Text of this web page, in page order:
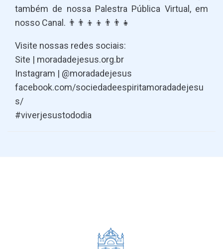
também de nossa Palestra Pública Virtual, em
nosso Canal. 👨👨👦👦👨👨👧
Visite nossas redes sociais:
Site | moradadejesus.org.br
Instagram | @moradadejesus
facebook.com/sociedadeespiritamoradadejesu
s/
#viverjesustododia
Usuário
Lembrar
Esqueceu sua senha?